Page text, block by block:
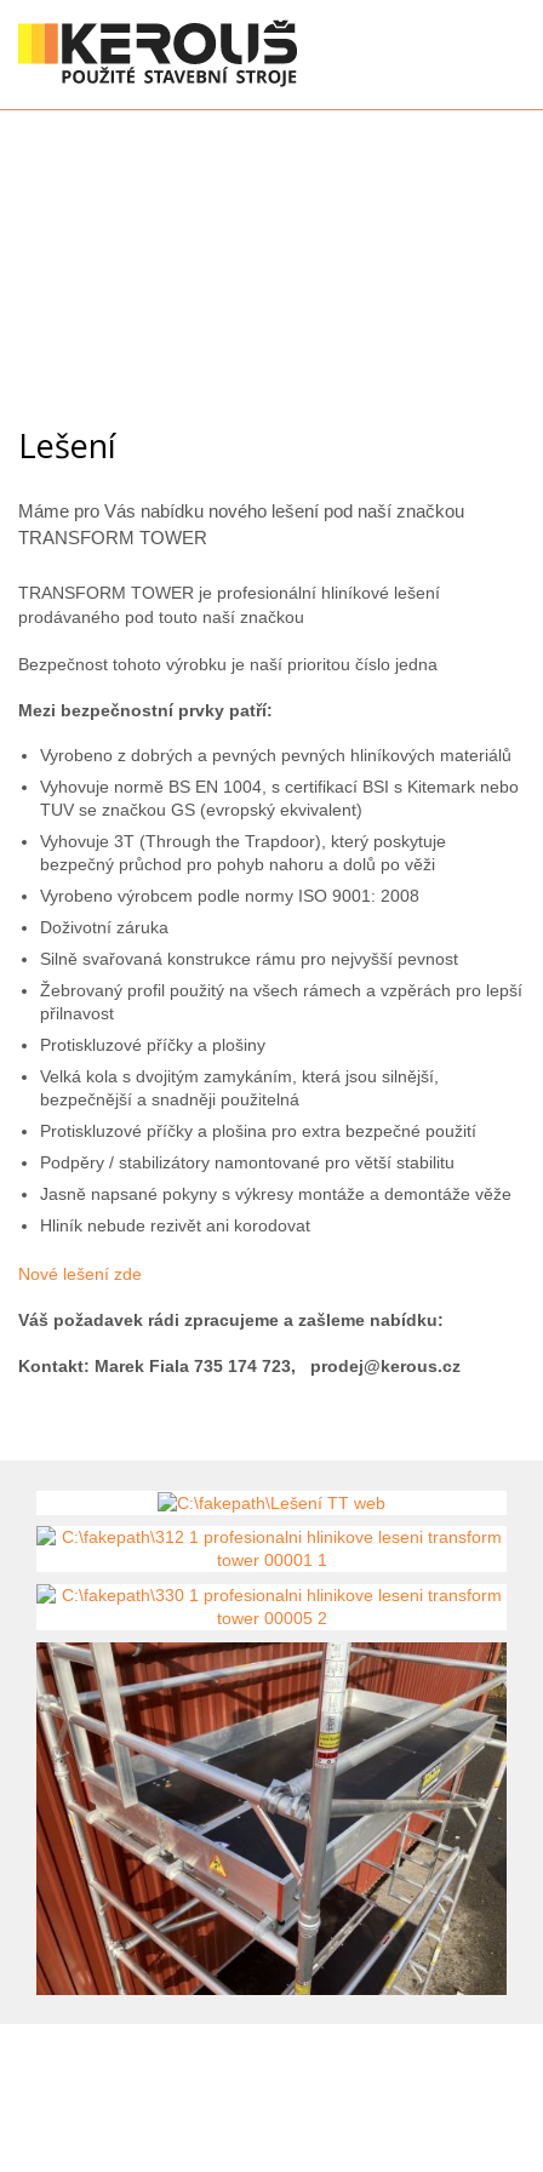
Lešení
Máme pro Vás nabídku nového lešení pod naší značkou
TRANSFORM TOWER
TRANSFORM TOWER je profesionální hliníkové lešení
prodávaného pod touto naší značkou
Bezpečnost tohoto výrobku je naší prioritou číslo jedna
Mezi bezpečnostní prvky patří:
Vyrobeno z dobrých a pevných pevných hliníkových materiálů
Vyhovuje normě BS EN 1004, s certifikací BSI s Kitemark nebo
TUV se značkou GS (evropský ekvivalent)
Vyhovuje 3T (Through the Trapdoor), který poskytuje
bezpečný průchod pro pohyb nahoru a dolů po věži
Vyrobeno výrobcem podle normy ISO 9001: 2008
Doživotní záruka
Silně svařovaná konstrukce rámu pro nejvyšší pevnost
Žebrovaný profil použitý na všech rámech a vzpěrách pro lepší
přilnavost
Protiskluzové příčky a plošiny
Velká kola s dvojitým zamykáním, která jsou silnější,
bezpečnější a snadněji použitelná
Protiskluzové příčky a plošina pro extra bezpečné použití
Podpěry / ​​stabilizátory namontované pro větší stabilitu
Jasně napsané pokyny s výkresy montáže a demontáže věže
Hliník nebude rezivět ani korodovat
Nové lešení zde
Váš požadavek rádi zpracujeme a zašleme nabídku:
Kontakt: Marek Fiala 735 174 723, prodej@kerous.cz